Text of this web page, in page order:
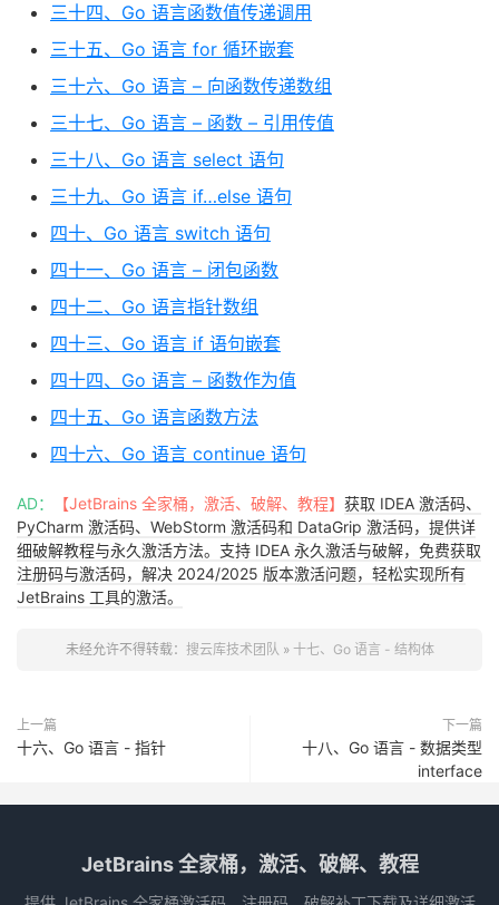
三十四、Go 语言函数值传递调用
三十五、Go 语言 for 循环嵌套
三十六、Go 语言 – 向函数传递数组
三十七、Go 语言 – 函数 – 引用传值
三十八、Go 语言 select 语句
三十九、Go 语言 if…else 语句
四十、Go 语言 switch 语句
四十一、Go 语言 – 闭包函数
四十二、Go 语言指针数组
四十三、Go 语言 if 语句嵌套
四十四、Go 语言 – 函数作为值
四十五、Go 语言函数方法
四十六、Go 语言 continue 语句
AD： 【JetBrains 全家桶，激活、破解、教程】 获取 IDEA 激活码、
PyCharm 激活码、WebStorm 激活码和 DataGrip 激活码，提供详
细破解教程与永久激活方法。支持 IDEA 永久激活与破解，免费获取
注册码与激活码，解决 2024/2025 版本激活问题，轻松实现所有
JetBrains 工具的激活。
未经允许不得转载： 搜云库技术团队 » 十七、Go 语言 - 结构体
上一篇
十六、Go 语言 - 指针
下一篇
十八、Go 语言 - 数据类型
interface
JetBrains 全家桶，激活、破解、教程